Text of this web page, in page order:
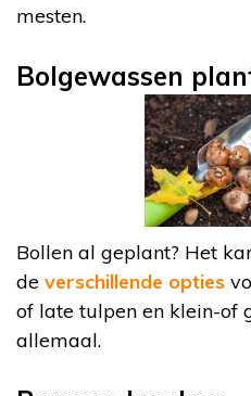
mesten.
Bolgewassen
Bollen al geplant? Het
de verschillende opties
of late tulpen en klein-of
allemaal.